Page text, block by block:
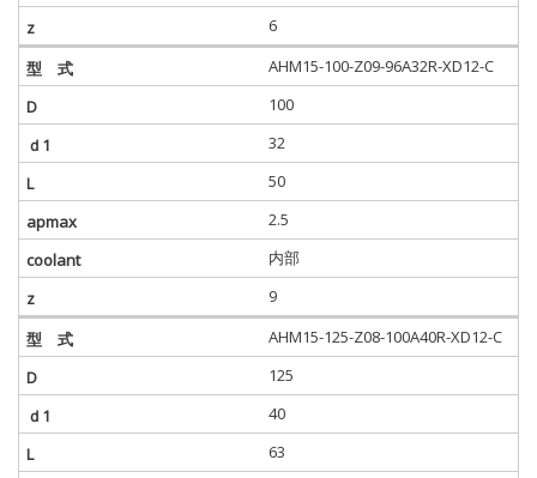
6
AHM15-100-Z09-96A32R-XD12-C
100
32
50
2.5
内部
9
AHM15-125-Z08-100A40R-XD12-C
125
40
63